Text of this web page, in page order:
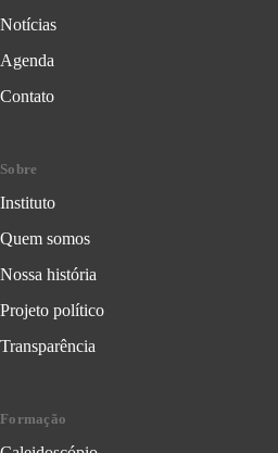
Notícias
Agenda
Contato
Sobre
Instituto
Quem somos
Nossa história
Projeto político
Transparência
Formação